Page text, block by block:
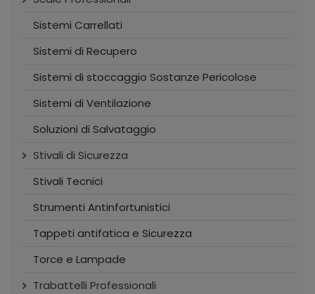
Sistemi Carrellati
Sistemi di Recupero
Sistemi di stoccaggio Sostanze Pericolose
Sistemi di Ventilazione
Soluzioni di Salvataggio
Stivali di Sicurezza
Stivali Tecnici
Strumenti Antinfortunistici
Tappeti antifatica e Sicurezza
Torce e Lampade
Trabattelli Professionali